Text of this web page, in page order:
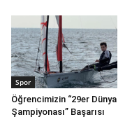
Spor
Öğrencimizin “29er Dünya
Şampiyonası” Başarısı